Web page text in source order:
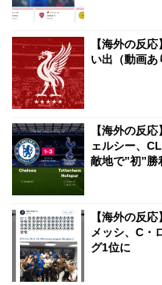
【海外の反
い出（動画あ
【海外の反
ェルシー、
敵地で”初”勝
【海外の反
メッシ、C・
グ1位に